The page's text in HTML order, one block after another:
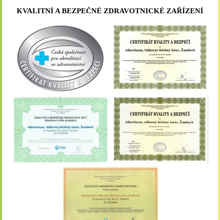
KVALITNÍ A BEZPEČNÉ ZDRAVOTNICKÉ ZAŘÍZENÍ